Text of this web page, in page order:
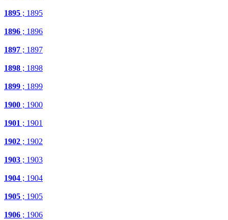
1895 ; 1895
1896 ; 1896
1897 ; 1897
1898 ; 1898
1899 ; 1899
1900 ; 1900
1901 ; 1901
1902 ; 1902
1903 ; 1903
1904 ; 1904
1905 ; 1905
1906 ; 1906